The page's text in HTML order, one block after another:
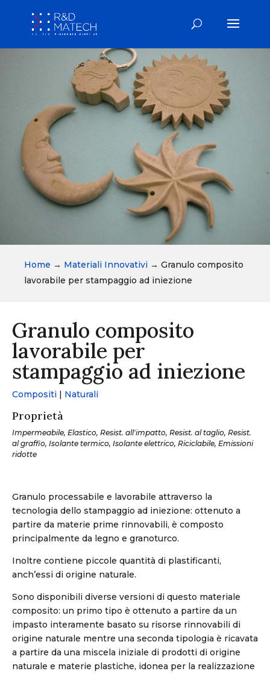
Home → Materiali Innovativi → Granulo composito
lavorabile per stampaggio ad iniezione
Granulo composito
lavorabile per
stampaggio ad iniezione
Compositi | Naturali
Proprietà
Impermeabile, Elastico, Resist. all'impatto, Resist. al taglio, Resist.
al graffio, Isolante termico, Isolante elettrico, Riciclabile, Emissioni
ridotte
Granulo processabile e lavorabile attraverso la
tecnologia dello stampaggio ad iniezione: ottenuto a
partire da materie prime rinnovabili, è composto
principalmente da legno e granoturco.
Inoltre contiene piccole quantità di plastificanti,
anch’essi di origine naturale.
Sono disponibili diverse versioni di questo materiale
composito: un primo tipo è ottenuto a partire da un
impasto interamente basato su risorse rinnovabili di
origine naturale mentre una seconda tipologia è ricavata
a partire da una miscela iniziale di prodotti di origine
naturale e materie plastiche, idonea per la realizzazione